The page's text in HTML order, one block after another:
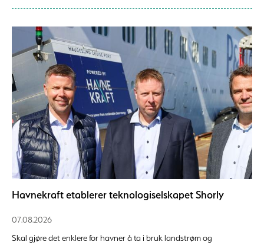
Havnekraft etablerer teknologiselskapet Shorly
07.08.2026
Skal gjøre det enklere for havner å ta i bruk landstrøm og